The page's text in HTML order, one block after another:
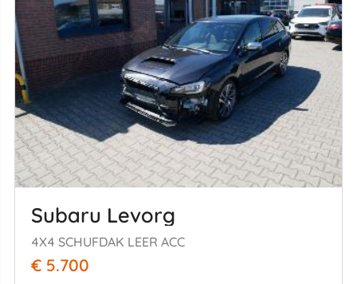
Subaru Levorg
4X4 SCHUFDAK LEER ACC
€ 5.700